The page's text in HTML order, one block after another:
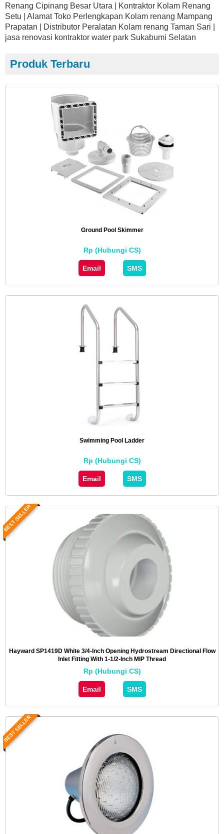
Renang Cipinang Besar Utara | Kontraktor Kolam Renang
Setu | Alamat Toko Perlengkapan Kolam renang Mampang
Prapatan | Distributor Peralatan Kolam renang Taman Sari |
jasa renovasi kontraktor water park Sukabumi Selatan
Produk Terbaru
Ground Pool Skimmer
Rp (Hubungi CS)
Email SMS
Swimming Pool Ladder
Rp (Hubungi CS)
Email SMS
BEST SELLER
Hayward SP1419D White 3/4-Inch Opening Hydrostream Directional Flow
Inlet Fitting With 1-1/2-Inch MIP Thread
Rp (Hubungi CS)
Email SMS
BEST SELLER